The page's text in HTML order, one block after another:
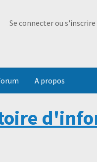
Se connecter ou s'inscrire
A propos